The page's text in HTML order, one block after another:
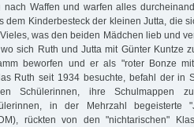
nach Waffen und warfen alles
dem Kinderbesteck der kleinen Jutta, die
was den beiden Mädchen lieb und
sich Ruth und Jutta mit Günter Kuntze
beworfen und er als "roter Bonze
Ruth seit 1934 besuchte, befahl der in
Schülerinnen, ihre Schulmappen
in der Mehrzahl begeisterte
rückten von den "nichtarischen"